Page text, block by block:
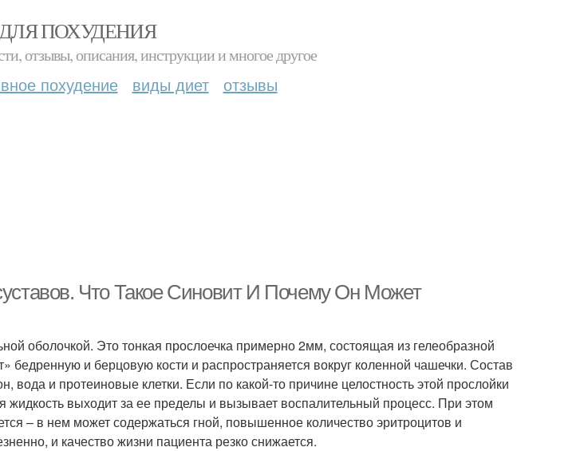
ПОХУДЕНИЯ
отзывы, описания, инструкции и многое другое
похудение виды диет отзывы
Что Такое Синовит И Почему Он Может
оболочкой. Это тонкая прослоечка примерно 2мм, состоящая из гелеобразной
бедренную и берцовую кости и распространяется вокруг коленной чашечки. Состав
вода и протеиновые клетки. Если по какой-то причине целостность этой прослойки
жидкость выходит за ее пределы и вызывает воспалительный процесс. При этом
– в нем может содержаться гной, повышенное количество эритроцитов и
и качество жизни пациента резко снижается.